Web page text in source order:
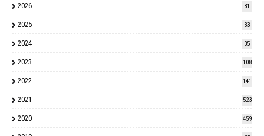
2026 81
2025 33
2024 35
2023 108
2022 141
2021 523
2020 459